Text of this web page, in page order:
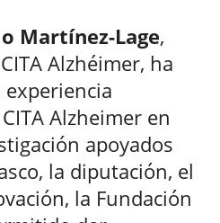
Martínez-Lage,
Alzhéimer, ha
experiencia
Alzheimer en
apoyados
la diputación, el
la Fundación